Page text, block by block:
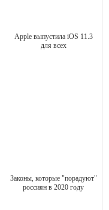
Apple выпустила iOS 11.3
для всех
Законы, которые "порадуют"
россиян в 2020 году